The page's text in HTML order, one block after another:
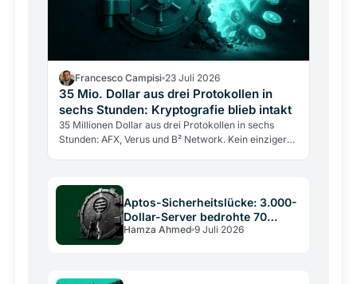
Francesco Campisi 23 Juli 2026
35 Mio. Dollar aus drei Protokollen in
sechs Stunden: Kryptografie blieb intakt
35 Millionen Dollar aus drei Protokollen in sechs
Stunden: AFX, Verus und B² Network. Kein einziger
Aptos-Sicherheitslücke: 3.000-
Dollar-Server bedrohte 70
Milliarden
Hamza Ahmed 9 Juli 2026